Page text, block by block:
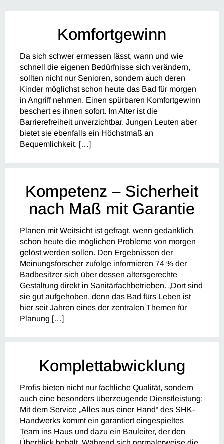
Komfortgewinn
Da sich schwer ermessen lässt, wann und wie
schnell die eigenen Bedürfnisse sich verändern,
sollten nicht nur Senioren, sondern auch deren
Kinder möglichst schon heute das Bad für morgen
in Angriff nehmen. Einen spürbaren Komfortgewinn
beschert es ihnen sofort. Im Alter ist die
Barrierefreiheit unverzichtbar. Jungen Leuten aber
bietet sie ebenfalls ein Höchstmaß an
Bequemlichkeit. […]
Kompetenz – Sicherheit
nach Maß mit Garantie
Planen mit Weitsicht ist gefragt, wenn gedanklich
schon heute die möglichen Probleme von morgen
gelöst werden sollen. Den Ergebnissen der
Meinungsforscher zufolge informieren 74 % der
Badbesitzer sich über dessen altersgerechte
Gestaltung direkt in Sanitärfachbetrieben. „Dort sind
sie gut aufgehoben, denn das Bad fürs Leben ist
hier seit Jahren eines der zentralen Themen für
Planung […]
Komplettabwicklung
Profis bieten nicht nur fachliche Qualität, sondern
auch eine besonders überzeugende Dienstleistung:
Mit dem Service „Alles aus einer Hand“ des SHK-
Handwerks kommt ein garantiert eingespieltes
Team ins Haus und dazu ein Bauleiter, der den